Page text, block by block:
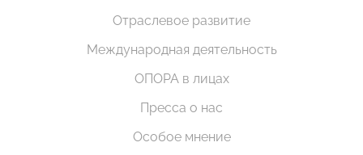
Отраслевое развитие
Международная деятельность
ОПОРА в лицах
Пресса о нас
Особое мнение